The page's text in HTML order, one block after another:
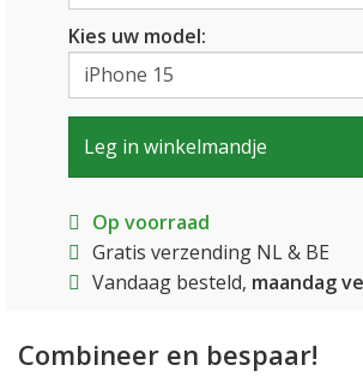
Kies uw model:
Leg in winkelmandje
Op voorraad
Gratis verzending NL & BE
Vandaag besteld, maandag
Combineer en bespaar!